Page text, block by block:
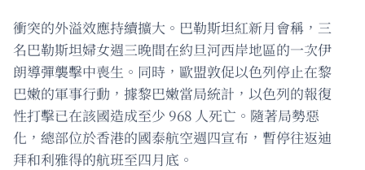
衝突的外溢效應持續擴大。巴勒斯坦紅新月會稱，三
名巴勒斯坦婦女週三晚間在約旦河西岸地區的一次伊
朗導彈襲擊中喪生。同時，歐盟敦促以色列停止在黎
巴嫩的軍事行動，據黎巴嫩當局統計，以色列的報復
性打擊已在該國造成至少 968 人死亡。隨著局勢惡
化，總部位於香港的國泰航空週四宣布，暫停往返迪
拜和利雅得的航班至四月底。